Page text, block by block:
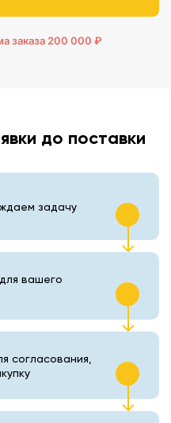
заказа 200 000 ₽
до поставки
задачу
вашего
согласования,